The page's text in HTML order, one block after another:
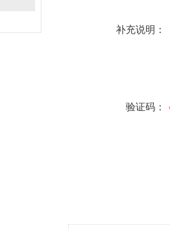
补充说明：
验证码：